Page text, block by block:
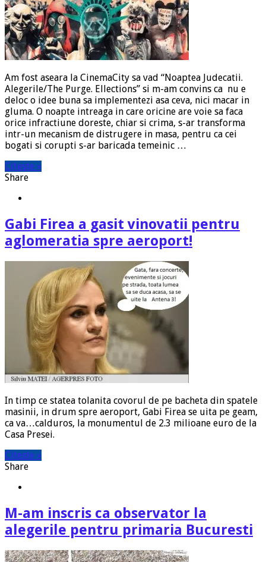
Am fost aseara la CinemaCity sa vad “Noaptea Judecatii.
Alegerile/The Purge. Ellections” si m-am convins ca nu e
deloc o idee buna sa implementezi asa ceva, nici macar in
gluma. O noapte intreaga in care oricine are voie sa faca
orice infractiune doreste, chiar si crima, s-ar transforma
intr-un mecanism de distrugere in masa, pentru ca cei
bogati si corupti s-ar baricada temeinic …
Citeste »
Share
Gabi Firea a gasit vinovatii pentru
aglomeratia spre aeroport!
In timp ce statea tolanita covorul de pe bacheta din spatele
masinii, in drum spre aeroport, Gabi Firea se uita pe geam,
ca va…calduros, la monumentul de 2.3 milioane euro de la
Casa Presei.
Citeste »
Share
M-am inscris ca observator la
alegerile pentru primaria Bucuresti